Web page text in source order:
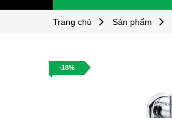
Trang chủ Sản phẩm
-18%